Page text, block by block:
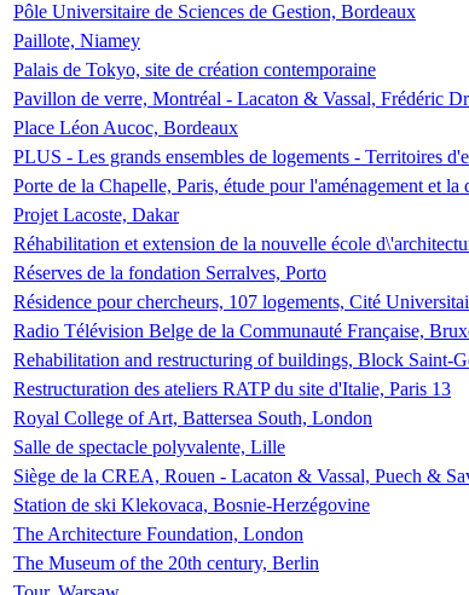
Pôle Universitaire de Sciences de Gestion, Bordeaux
Paillote, Niamey
Palais de Tokyo, site de création contemporaine
Pavillon de verre, Montréal - Lacaton & Vassal, Frédéric
Place Léon Aucoc, Bordeaux
PLUS - Les grands ensembles de logements - Territoires
Porte de la Chapelle, Paris, étude pour l'aménagement et la
Projet Lacoste, Dakar
Réhabilitation et extension de la nouvelle école
Réserves de la fondation Serralves, Porto
Résidence pour chercheurs, 107 logements, Cité
Radio Télévision Belge de la Communauté Française,
Rehabilitation and restructuring of buildings, Block Saint-
Restructuration des ateliers RATP du site d'Italie, Paris 13
Royal College of Art, Battersea South, London
Salle de spectacle polyvalente, Lille
Siège de la CREA, Rouen - Lacaton & Vassal, Puech &
Station de ski Klekovaca, Bosnie-Herzégovine
The Architecture Foundation, London
The Museum of the 20th century, Berlin